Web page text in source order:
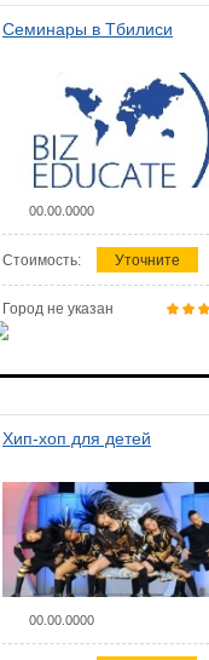
Семинары в Тбилиси
00.00.0000
Стоимость: Уточните
Город не указан
Хип-хоп для детей
00.00.0000